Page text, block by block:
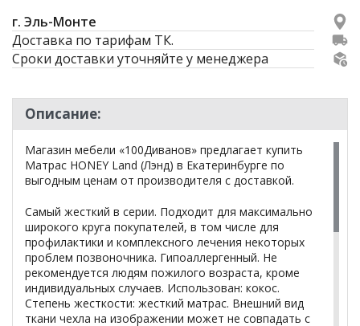
г. Эль-Монте
Доставка по тарифам ТК.
Сроки доставки уточняйте у менеджера
Описание:
Магазин мебели «100Диванов» предлагает купить
Матрас HONEY Land (Лэнд) в Екатеринбурге по
выгодным ценам от производителя с доставкой.
Самый жесткий в серии. Подходит для максимально
широкого круга покупателей, в том числе для
профилактики и комплексного лечения некоторых
проблем позвоночника. Гипоаллергенный. Не
рекомендуется людям пожилого возраста, кроме
индивидуальных случаев. Использован: кокос.
Степень жесткости: жесткий матрас. Внешний вид
ткани чехла на изображении может не совпадать с